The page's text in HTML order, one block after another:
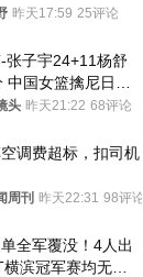
点！
昨天17:59 25评论
张子宇24+11杨舒
中国女篮擒尼日利
头 昨天21:22 68评论
调费超标，扣司机
周刊 昨天22:31 98评论
全军覆没！4人出
滨冠军赛均无缘